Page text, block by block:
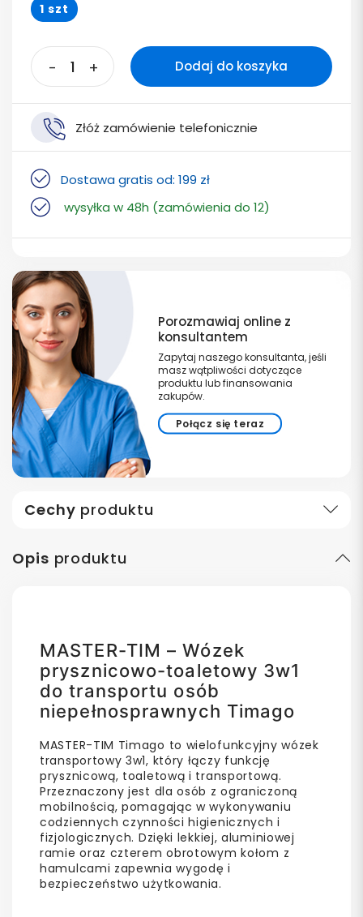
1 szt
- + Dodaj do koszyka
Złóż zamówienie telefonicznie
Dostawa gratis od: 199 zł
wysyłka w 48h (zamówienia do 12)
Porozmawiaj online z
konsultantem
Zapytaj naszego konsultanta, jeśli
masz wątpliwości dotyczące
produktu lub finansowania
zakupów.
Połącz się teraz
Cechy produktu
Opis produktu
MASTER-TIM – Wózek
prysznicowo-toaletowy 3w1
do transportu osób
niepełnosprawnych Timago
MASTER-TIM Timago to wielofunkcyjny wózek
transportowy 3w1, który łączy funkcję
prysznicową, toaletową i transportową.
Przeznaczony jest dla osób z ograniczoną
mobilnością, pomagając w wykonywaniu
codziennych czynności higienicznych i
fizjologicznych. Dzięki lekkiej, aluminiowej
ramie oraz czterem obrotowym kołom z
hamulcami zapewnia wygodę i
bezpieczeństwo użytkowania.